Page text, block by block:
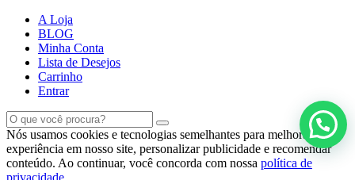
A Loja
BLOG
Minha Conta
Lista de Desejos
Carrinho
Entrar
Nós usamos cookies e tecnologias semelhantes para melhorar a sua
experiência em nosso site, personalizar publicidade e recomendar
conteúdo. Ao continuar, você concorda com nossa política de
privacidade